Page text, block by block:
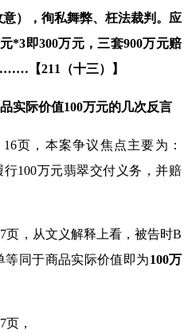
），徇私舞弊、枉法裁判。应
*3即300万元，三套900万元赔
【211 （十三）】
实际价值100万元的几次反言
16页，本案争议焦点主要为：
100万元翡翠交付义务，并赔
页，从文义解释上看，被告时B
等同于商品实际价值即为100万
页，